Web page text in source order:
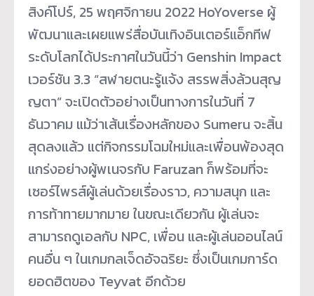
สิงค์โปร์, 25 พฤศจิกายน 2022 HoYoverse ผู้
พัฒนาและเผยแพร่สื่อบันเทิงอินเตอร์แอ็กทีฟ
ระดับโลกได้ประกาศในวันนี้ว่า Genshin Impact
เวอร์ชัน 3.3 “สฬายตนะรู้แจ้ง สรรพสิ่งล้วนสุญ
ญตา” จะเปิดตัวอย่างเป็นทางการในวันที่ 7
ธันวาคม แม้ว่าเส้นเรื่องหลักของ Sumeru จะสิ้น
สุดลงแล้ว แต่กิจกรรมโฉมใหม่และเพื่อนพ้องสุด
แกร่งอย่างผู้พเนจรกับ Faruzan ก็พร้อมที่จะ
เซอร์ไพรส์ผู้เล่นด้วยเรื่องราว, ความสนุก และ
การท้าทายมากมาย ในขณะเดียวกัน ผู้เล่นจะ
สามารถดูเอลกับ NPC, เพื่อน และผู้เล่นออนไลน์
คนอื่น ๆ ในเกมกลเจ็ดอัจฉริยะ ซึ่งเป็นเกมการ์ด
ยอดฮิตของ Teyvat อีกด้วย